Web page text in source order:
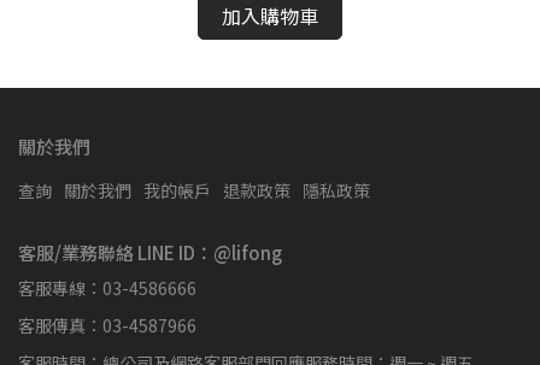
加入購物車
關於我們
查詢 關於我們 我的帳戶 退款政策 隱私政策
客服/業務聯絡 LINE ID：@lifong
客服專線：03-4586666
客服傳真：03-4587966